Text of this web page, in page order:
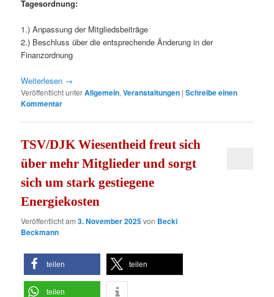
Tagesordnung:
1.) Anpassung der Mitgliedsbeiträge
2.) Beschluss über die entsprechende Änderung in der
Finanzordnung
Weiterlesen →
Veröffentlicht unterAllgemein,Veranstaltungen |Schreibe einen
Kommentar
TSV/DJK Wiesentheid freut sich
über mehr Mitglieder und sorgt
sich um stark gestiegene
Energiekosten
Veröffentlicht am3. November 2025von Becki
Beckmann
teilen teilen
teilen